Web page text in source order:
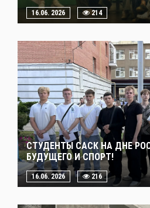
16.06. 2026 214
СТУДЕНТЫ САСК НА ДНЕ
БУДУЩЕГО И СПОРТ!
16.06. 2026 216